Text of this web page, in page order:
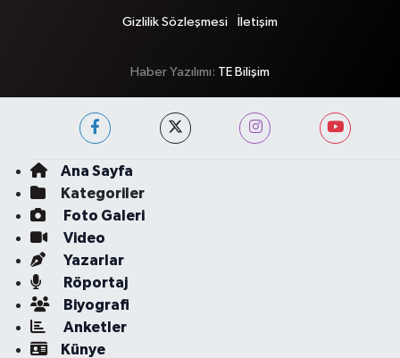
Gizlilik Sözleşmesi İletişim
Haber Yazılımı: TE Bilişim
Ana Sayfa
Kategoriler
Foto Galeri
Video
Yazarlar
Röportaj
Biyografi
Anketler
Künye